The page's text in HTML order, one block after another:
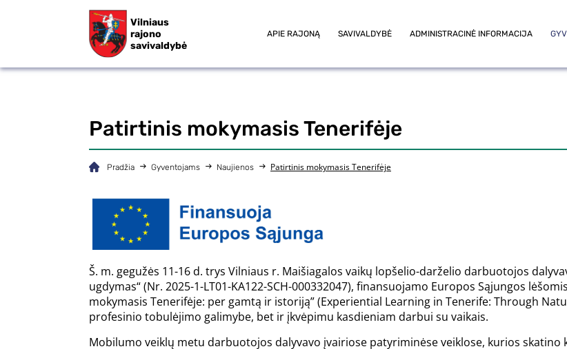
Vilniaus
rajono
savivaldybė
APIE RAJONĄ SAVIVALDYBĖ ADMINISTRACINĖ INFORMACIJA
Patirtinis mokymasis Tenerifėje
Pradžia Gyventojams Naujienos Patirtinis mokymasis Tenerifėje
Š. m. gegužės 11-16 d. trys Vilniaus r. Maišiagalos vaikų lopšelio-darželio darbuotojos
ugdymas“ (Nr. 2025-1-LT01-KA122-SCH-000332047), finansuojamo Europos Sąjungos
mokymasis Tenerifėje: per gamtą ir istoriją” (Experiential Learning in Tenerife: Through
profesinio tobulėjimo galimybe, bet ir įkvėpimu kasdieniam darbui su vaikais.
Mobilumo veiklų metu darbuotojos dalyvavo įvairiose patyriminėse veiklose, kurios